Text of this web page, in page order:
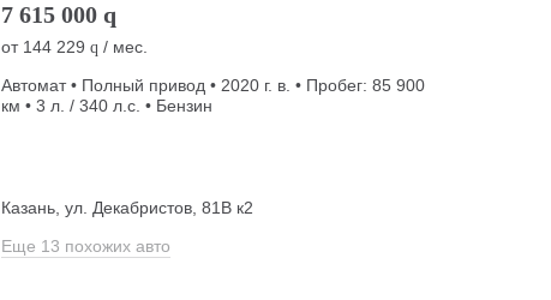
7 615 000 q
от 144 229 q / мес.
Автомат • Полный привод • 2020 г. в. • Пробег: 85 900
км • 3 л. / 340 л.с. • Бензин
Казань, ул. Декабристов, 81В к2
Еще 13 похожих авто